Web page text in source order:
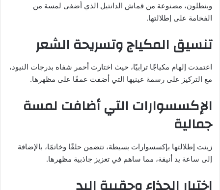
وبنطلون، مصنوعة من قماش الدانتيل الذي أضفى لمسة من
الفخامة على إطلالتها.
تنسيق المكياج وتسريحة الشعر
اعتمدت إلهام مكياجًا ترابيًا، حيث اختارت أحمر شفاه بدرجات النيود،
مع التركيز على رسمة عينيها التي أضفت عمقًا على مظهرها.
الإكسسوارات التي أضافت لمسة
جمالية
زينت إطلالتها بإكسسوارات بسيطة، تتضمن حلقًا وخاتمًا، بالإضافة
إلى ساعة يد أنيقة، مما ساهم في تعزيز جاذبية مظهرها.